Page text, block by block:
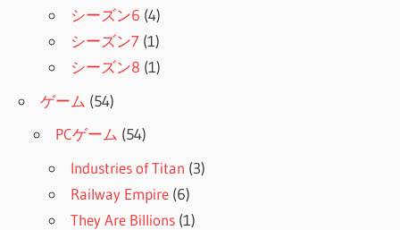
シーズン6 (4)
シーズン7 (1)
シーズン8 (1)
ゲーム (54)
PCゲーム (54)
Industries of Titan (3)
Railway Empire (6)
They Are Billions (1)